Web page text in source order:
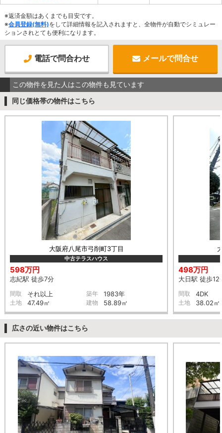
※返済金額はあくまでも目安です。
※会員登録(無料)をして詳細情報を記入されますと、全物件が自動でシミュレー
ションされとても便利になります。
電話で問合わせ メールで問合せ
この物件を見た人はこの物件も見ています
同じ価格帯の物件はこちら
大阪府八尾市弓削町3丁目
中古テラスハウス
598万円
志紀駅 徒歩7分
間取 それ以上 築年 1983年
土地 47.49㎡ 建物 58.89㎡
498万円
大日駅 徒歩12
間取 4DK
土地 38.02㎡
広さの近い物件はこちら